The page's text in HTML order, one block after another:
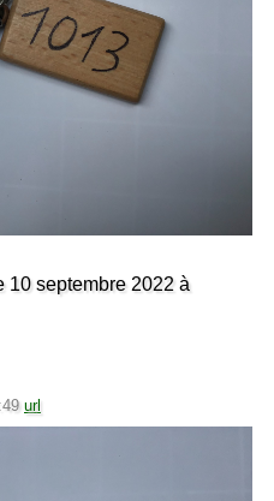
10 septembre 2022 à
url